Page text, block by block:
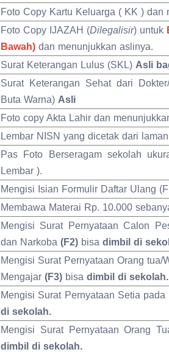
Foto Copy Kartu Keluarga ( KK ) dan
Foto Copy IJAZAH (Dilegalisir) untuk
Bawah) dan menunjukkan aslinya.
Surat Keterangan Lulus (SKL) Asli
Surat Keterangan Sehat dari
Buta Warna) Asli
Foto copy Akta Lahir dan
Lembar NISN yang dicetak dari laman
Pas Foto Berseragam sekolah
Lembar ).
Mengisi Isian Formulir Daftar Ulang
Membawa Materai Rp. 10.000
Mengisi Surat Pernyataan Calon
dan Narkoba (F2) bisa dimbil di
Mengisi Surat Pernyataan Orang
Mengajar (F3) bisa dimbil di sekolah.
Mengisi Surat Pernyataan Setia
di sekolah.
Mengisi Surat Pernyataan Orang
dimbil di sekolah.